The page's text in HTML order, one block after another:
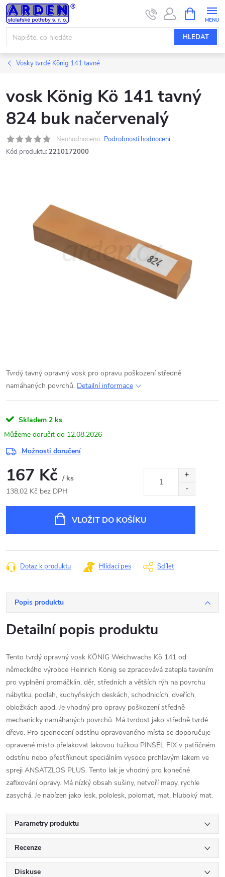
Přejít
na
obsah
HLEDAT
NÁKUPNÍ
KOŠÍK
Vosky tvrdé König 141 tavné
vosk König Kö 141 tavný
824 buk načervenalý
Neohodnoceno Podrobnosti hodnocení
Kód produktu: 2210172000
Tvrdý tavný opravný vosk pro opravu poškození středně
namáhaných povrchů. Detailní informace
Skladem 2 ks
12.08.2026
Možnosti doručení
167 Kč / ks
138,02 Kč bez DPH
VLOŽIT DO KOŠÍKU
Dotaz k produktu Hlídací pes Sdílet
Popis produktu
Detailní popis produktu
Tento tvrdý opravný vosk KÖNIG Weichwachs Kö 141 od
německého výrobce Heinrich König se zpracovává zatepla tavením
pro vyplnění promáčklin, děr, středních a větších rýh na povrchu
nábytku, podlah, kuchyňských deskách, schodnicích, dveřích,
obložkách apod. Je vhodný pro opravy poškození středně
mechanicky namáhaných povrchů. Má tvrdost jako středně tvrdé
dřevo. Pro sjednocení odstínu opravovaného místa se doporučuje
opravené místo přelakovat lakovou tužkou PINSEL FIX v patřičném
odstínu nebo přestříknout speciálním vysoce prchlavým lakem ve
spreji ANSATZLOS PLUS. Tento lak je vhodný pro konečné
zafixování opravy. Má nízký obsah sušiny, netvoří mapy, rychle
zasychá. Je nabízen jako lesk, pololesk, polomat, mat, hluboký mat.
Parametry produktu
Recenze
Diskuse